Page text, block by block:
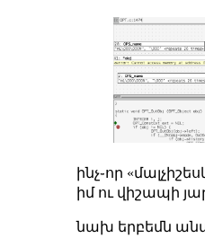
ինչ֊որ
իմ ու վիշապի
նախ երբեմն